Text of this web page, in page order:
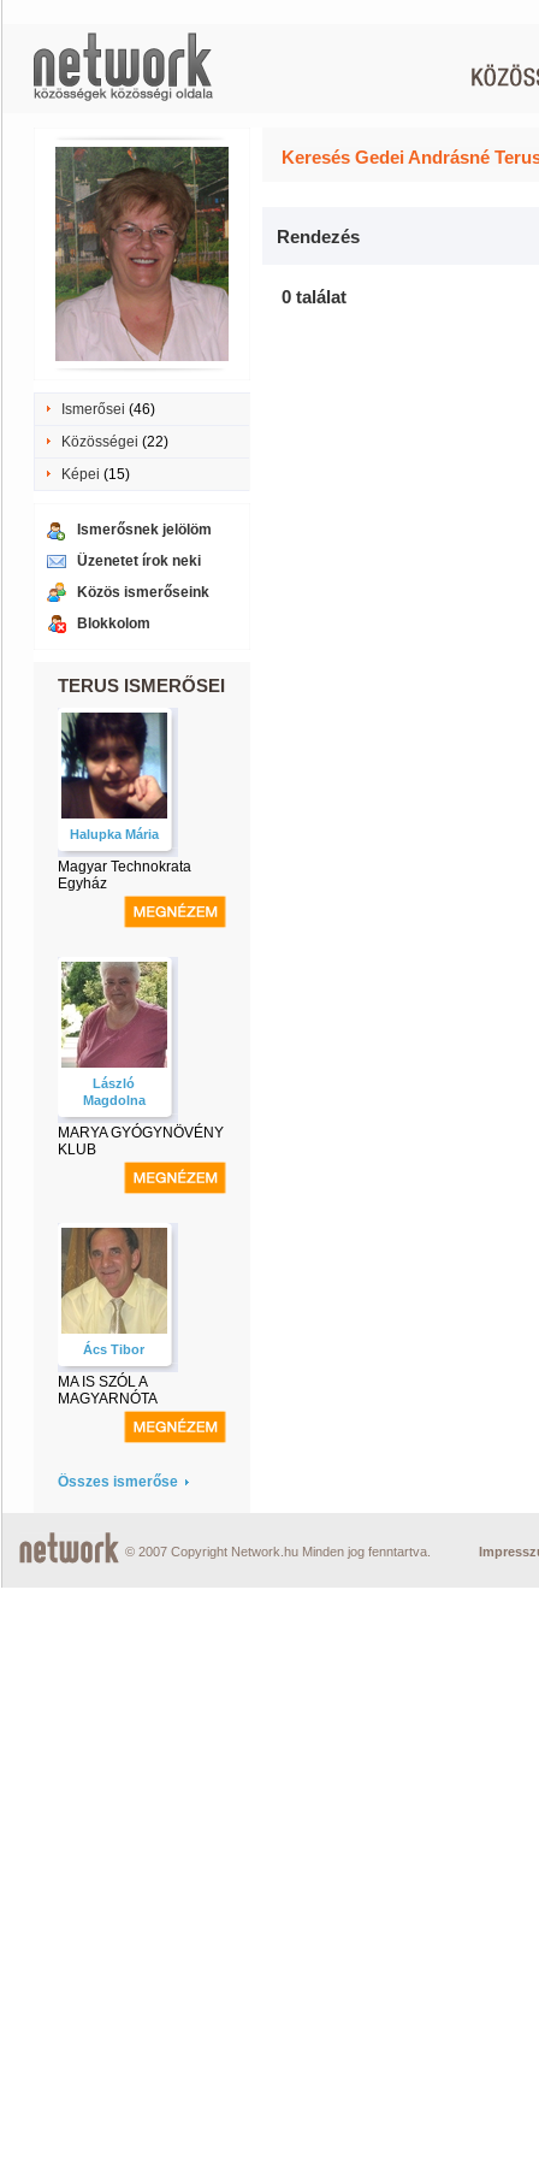
Ismerősei (46)
Közösségei (22)
Képei (15)
Ismerősnek jelölöm
Üzenetet írok neki
Közös ismerőseink
Blokkolom
TERUS ISMERŐSEI
Halupka Mária
Magyar Technokrata
Egyház
László
Magdolna
MARYA GYÓGYNÖVÉNY
KLUB
Ács Tibor
MA IS SZÓL A
MAGYARNÓTA
Összes ismerőse
Keresés Gedei Andrásné
Rendezés
0 találat
© 2007 Copyright Network.hu Minden jog fenntartva.